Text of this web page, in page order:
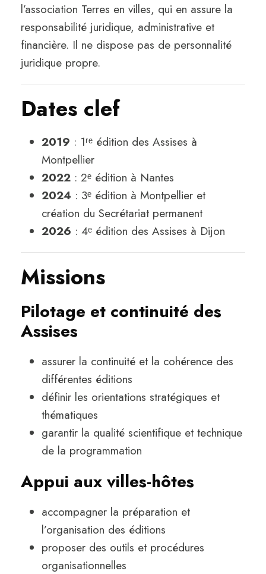
l’association Terres en villes, qui en assure la
responsabilité juridique, administrative et
financière. Il ne dispose pas de personnalité
juridique propre.
Dates clef
2019 : 1ʳᵉ édition des Assises à
Montpellier
2022 : 2ᵉ édition à Nantes
2024 : 3ᵉ édition à Montpellier et
création du Secrétariat permanent
2026 : 4ᵉ édition des Assises à Dijon
Missions
Pilotage et continuité des
Assises
assurer la continuité et la cohérence des
différentes éditions
définir les orientations stratégiques et
thématiques
garantir la qualité scientifique et technique
de la programmation
Appui aux villes-hôtes
accompagner la préparation et
l’organisation des éditions
proposer des outils et procédures
organisationnelles